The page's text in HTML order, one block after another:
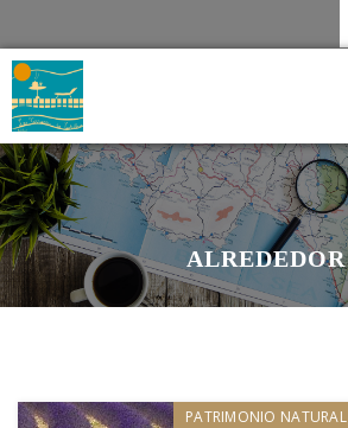
ALREDEDOR
PATRIMONIO NATURAL